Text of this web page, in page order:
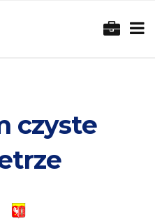
czyste